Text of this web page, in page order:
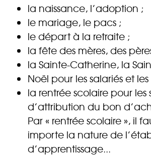
la naissance, l’adoption ;
le mariage, le pacs ;
le départ à la retraite ;
la fête des mères, des
la Sainte-Catherine, la
Noël pour les salariés et
la rentrée scolaire pour
d’attribution du bon
Par « rentrée scolaire », il
importe la nature de
d’apprentissage...